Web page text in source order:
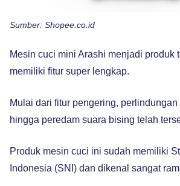
Sumber: Shopee.co.id
Mesin cuci mini Arashi menjadi produk
memiliki fitur super lengkap.
Mulai dari fitur pengering,
hingga peredam suara bising telah
Produk mesin cuci ini sudah memiliki
Indonesia (SNI) dan dikenal sangat